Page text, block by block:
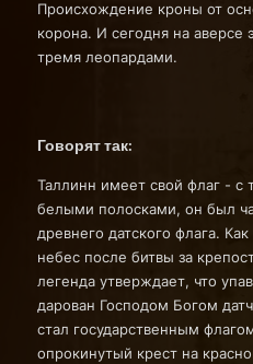
Происхождение кроны от
корона. И сегодня на аверсе
тремя леопардами.
Говорят так:
Таллинн имеет свой флаг - с
белыми полосками, он был
древнего датского флага.
небес после битвы за
легенда утверждает, что
дарован Господом Богом
стал государственным
опрокинутый крест на